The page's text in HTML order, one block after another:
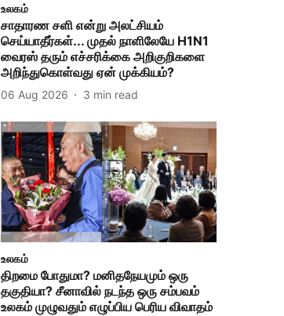
உலகம்
சாதாரண சளி என்று அலட்சியம்
செய்யாதீர்கள்... முதல் நாளிலேயே H1N1
வைரஸ் தரும் எச்சரிக்கை அறிகுறிகளை
அறிந்துகொள்வது ஏன் முக்கியம்?
06 Aug 2026 3 min read
உலகம்
திறமை போதுமா? மனிதநேயமும் ஒரு
தகுதியா? சீனாவில் நடந்த ஒரு சம்பவம்
உலகம் முழுவதும் எழுப்பிய பெரிய விவாதம்